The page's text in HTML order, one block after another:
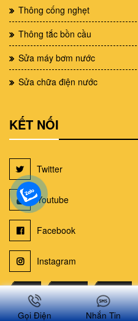
Thông cống nghẹt
Thông tắc bồn cầu
Sửa máy bơm nước
Sửa chữa điện nước
KẾT NỐI
Twitter
Youtube
Facebook
Instagram
AMP Sitemap
Tin Mới
Sơ đồ trang web suachuanhatphcm.net
Gọi Điện Nhắn Tin